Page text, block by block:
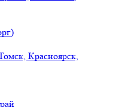
Красноярск,